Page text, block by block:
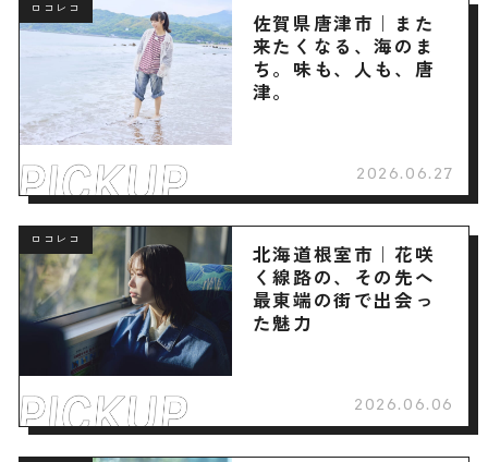
ロコレコ
佐賀県唐津市｜また
来たくなる、海のま
ち。味も、人も、唐
津。
2026.06.27
ロコレコ
北海道根室市｜花咲
く線路の、その先へ
最東端の街で出会っ
た魅力
2026.06.06